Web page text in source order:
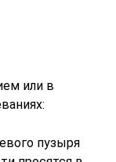
или в
пузыря